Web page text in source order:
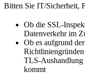
Bitten Sie IT/Sicherheit,
Ob die SSL-
Datenverkehr im
Ob es aufgrund
TLS-Aushandlung
kommt